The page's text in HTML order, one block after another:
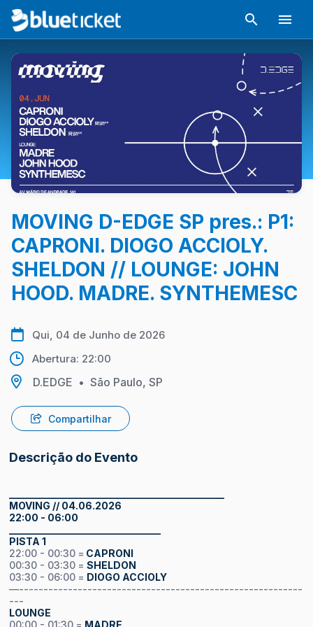
MOVING D-EDGE SP pres.: P1:
CAPRONI. DIOGO ACCIOLY.
SHELDON // LOUNGE: JOHN
HOOD. MADRE. SYNTHEMESC
Qui, 04 de Junho de 2026
Abertura: 22:00
D.EDGE • São Paulo, SP
Compartilhar
Descrição do Evento
MOVING // 04.06.2026
22:00 - 06:00
PISTA 1
22:00 - 00:30 = CAPRONI
00:30 - 03:30 =SHELDON
03:30 - 06:00 = DIOGO ACCIOLY
—----------------------------------------------------------
---
LOUNGE
00:00 - 01:30 = MADRE